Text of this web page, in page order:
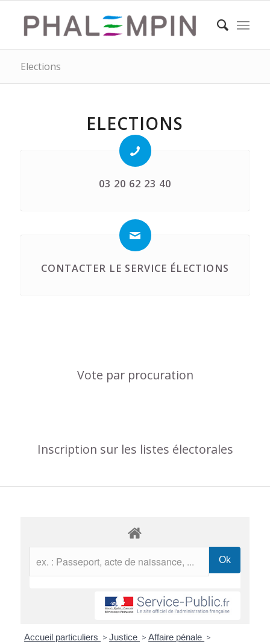
Elections
ELECTIONS
03 20 62 23 40
CONTACTER LE SERVICE ÉLECTIONS
Vote par procuration
Inscription sur les listes électorales
Accueil particuliers > Justice > Affaire pénale >